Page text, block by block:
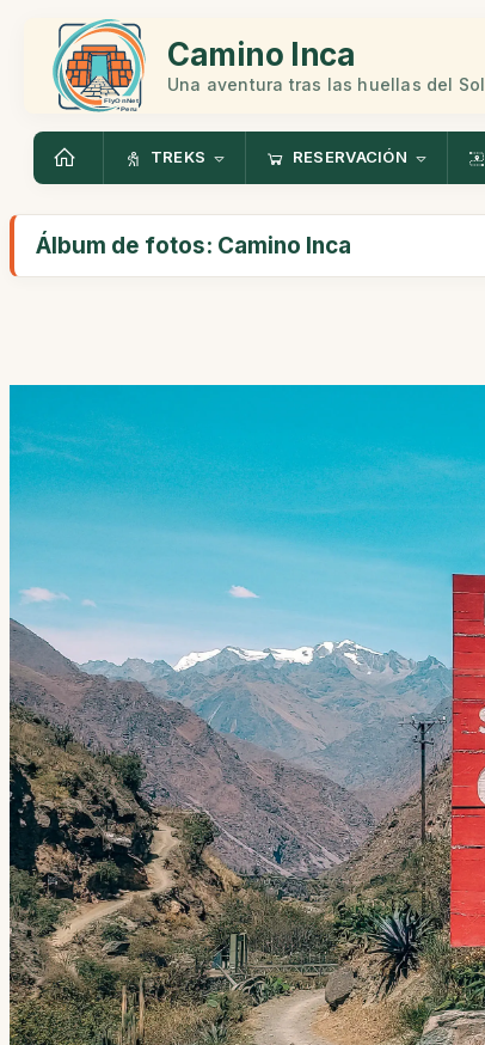
Camino Inca
Una aventura tras las huellas del Sol
TREKS RESERVACIÓN
Álbum de fotos: Camino Inca